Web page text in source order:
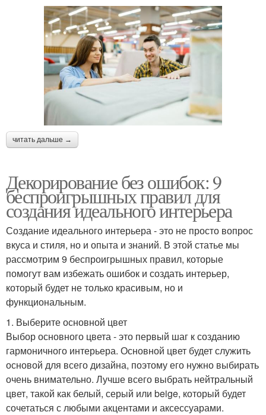
читать дальше →
Декорирование без ошибок: 9
беспроигрышных правил для
создания идеального интерьера
Создание идеального интерьера - это не просто вопрос
вкуса и стиля, но и опыта и знаний. В этой статье мы
рассмотрим 9 беспроигрышных правил, которые
помогут вам избежать ошибок и создать интерьер,
который будет не только красивым, но и
функциональным.
1. Выберите основной цвет
Выбор основного цвета - это первый шаг к созданию
гармоничного интерьера. Основной цвет будет служить
основой для всего дизайна, поэтому его нужно выбирать
очень внимательно. Лучше всего выбрать нейтральный
цвет, такой как белый, серый или beige, который будет
сочетаться с любыми акцентами и аксессуарами.